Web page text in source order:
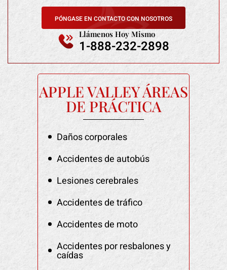
PÓNGASE EN CONTACTO CON NOSOTROS
Llámenos Hoy Mismo
1-888-232-2898
APPLE VALLEY ÁREAS
DE PRÁCTICA
Daños corporales
Accidentes de autobús
Lesiones cerebrales
Accidentes de tráfico
Accidentes de moto
Accidentes por resbalones y
caídas